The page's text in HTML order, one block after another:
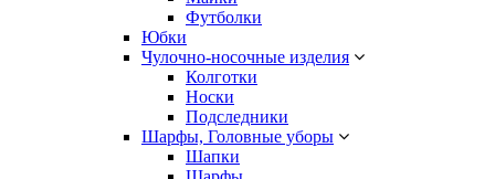
Футболки
Юбки
Чулочно-носочные изделия
Колготки
Носки
Подследники
Шарфы, Головные уборы
Шапки